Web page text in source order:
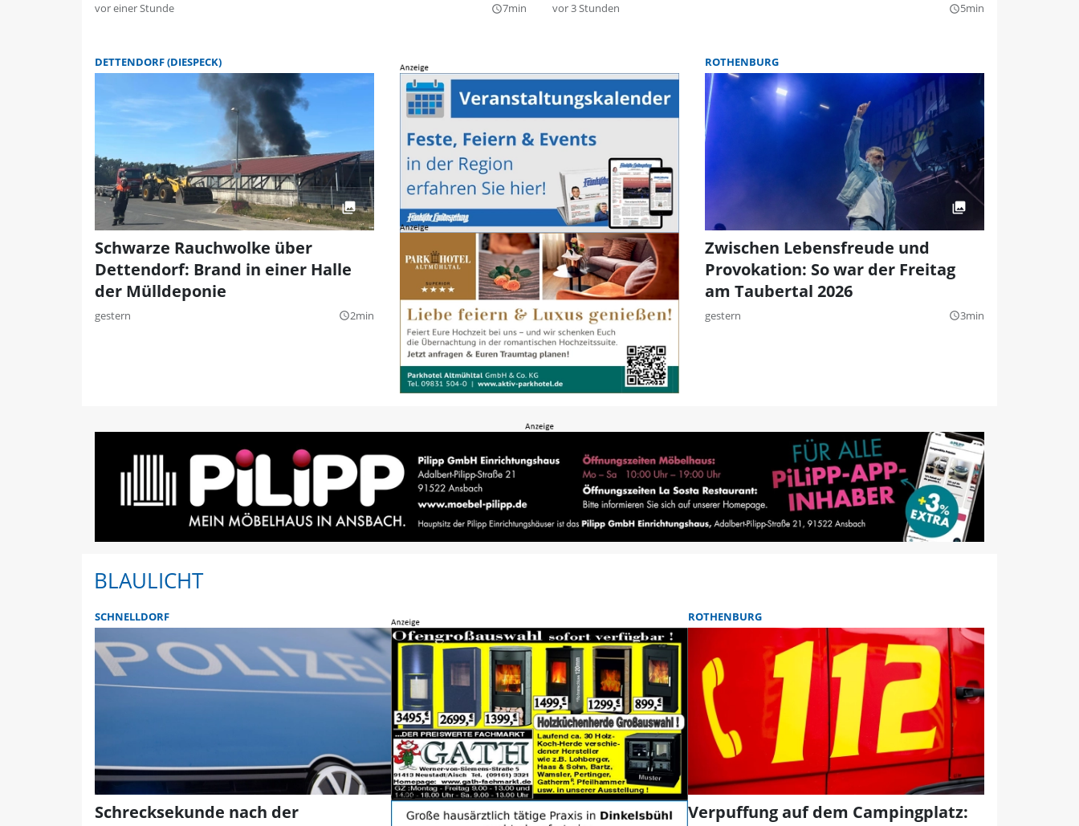
vor einer Stunde query_builder7min vor 3 Stunden query_builder5min
DETTENDORF (DIESPECK)
Schwarze Rauchwolke über
Dettendorf: Brand in einer Halle
der Mülldeponie
gestern query_builder2min
ROTHENBURG
Zwischen Lebensfreude und
Provokation: So war der Freitag
am Taubertal 2026
gestern query_builder3min
BLAULICHT
SCHNELLDORF
Schrecksekunde nach der
ROTHENBURG
Verpuffung auf dem Campingplatz: